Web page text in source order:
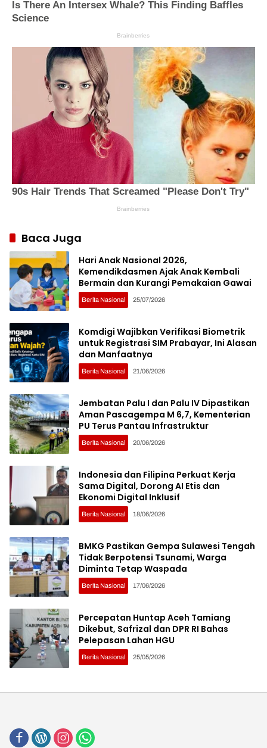
Baca Juga
Hari Anak Nasional 2026,
Kemendikdasmen Ajak Anak Kembali
Bermain dan Kurangi Pemakaian Gawai
Berita Nasional 25/07/2026
Komdigi Wajibkan Verifikasi Biometrik
untuk Registrasi SIM Prabayar, Ini Alasan
dan Manfaatnya
Berita Nasional 21/06/2026
Jembatan Palu I dan Palu IV Dipastikan
Aman Pascagempa M 6,7, Kementerian
PU Terus Pantau Infrastruktur
Berita Nasional 20/06/2026
Indonesia dan Filipina Perkuat Kerja
Sama Digital, Dorong AI Etis dan
Ekonomi Digital Inklusif
Berita Nasional 18/06/2026
BMKG Pastikan Gempa Sulawesi Tengah
Tidak Berpotensi Tsunami, Warga
Diminta Tetap Waspada
Berita Nasional 17/06/2026
Percepatan Huntap Aceh Tamiang
Dikebut, Safrizal dan DPR RI Bahas
Pelepasan Lahan HGU
Berita Nasional 25/05/2026